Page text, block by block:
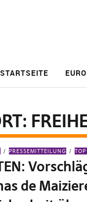
STARTSEITE
PRESSEMITTEILUNG
de